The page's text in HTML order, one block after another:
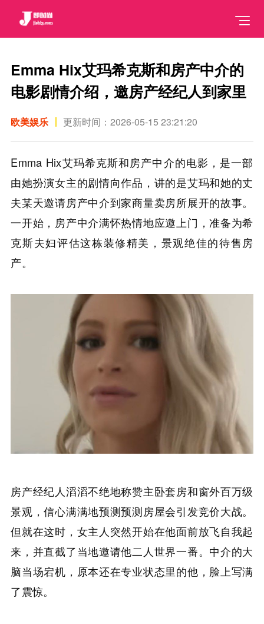
Emma Hix艾玛希克斯和房产中介的
电影剧情介绍，邀房产经纪人到家里
欧美娱乐 更新时间：2026-05-15 23:21:20
Emma Hix艾玛希克斯和房产中介的电影，是一部
由她扮演女主的剧情向作品，讲的是艾玛和她的丈
夫某天邀请房产中介到家商量卖房所展开的故事。
一开始，房产中介满怀热情地应邀上门，准备为希
克斯夫妇评估这栋装修精美，景观绝佳的待售房
产。
房产经纪人滔滔不绝地称赞主卧套房和窗外百万级
景观，信心满满地预测预测房屋会引发竞价大战。
但就在这时，女主人突然开始在他面前放飞自我起
来，并直截了当地邀请他二人世界一番。中介的大
脑当场宕机，原本还在专业状态里的他，脸上写满
了震惊。